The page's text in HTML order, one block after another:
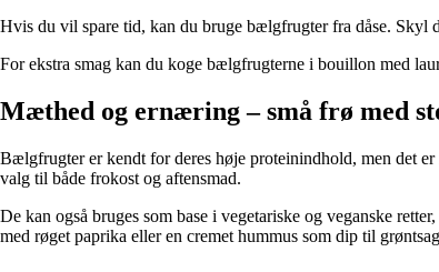
Hvis du vil spare tid, kan du bruge bælgfrugter fra dåse. Skyl
For ekstra smag kan du koge bælgfrugterne i bouillon med
Mæthed og ernæring – små frø med
Bælgfrugter er kendt for deres høje proteinindhold, men det
valg til både frokost og aftensmad.
De kan også bruges som base i vegetariske og veganske
med røget paprika eller en cremet hummus som dip til